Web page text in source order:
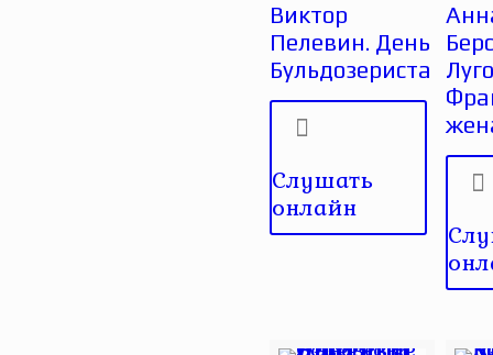
Виктор
Пелевин. День
Бульдозериста
Слушать
онлайн